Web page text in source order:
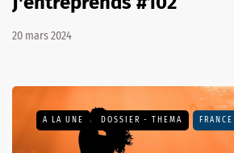
20 mars 2024
A LA UNE DOSSIER - THEMA FRANCE